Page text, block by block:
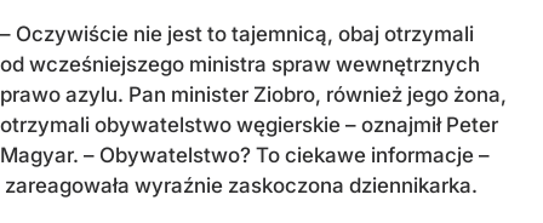
– Oczywiście nie jest to tajemnicą, obaj otrzymali
od wcześniejszego ministra spraw wewnętrznych
prawo azylu. Pan minister Ziobro, również jego żona,
otrzymali obywatelstwo węgierskie – oznajmił Peter
Magyar. – Obywatelstwo? To ciekawe informacje –
zareagowała wyraźnie zaskoczona dziennikarka.